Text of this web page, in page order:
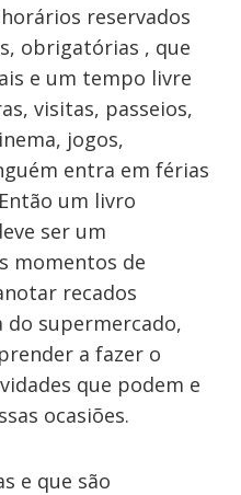
reservados
obrigatórias , que
e um tempo livre
visitas, passeios,
jogos,
entra em férias
um livro
ser um
momentos de
recados
supermercado,
a fazer o
que podem e
ocasiões.
e que são